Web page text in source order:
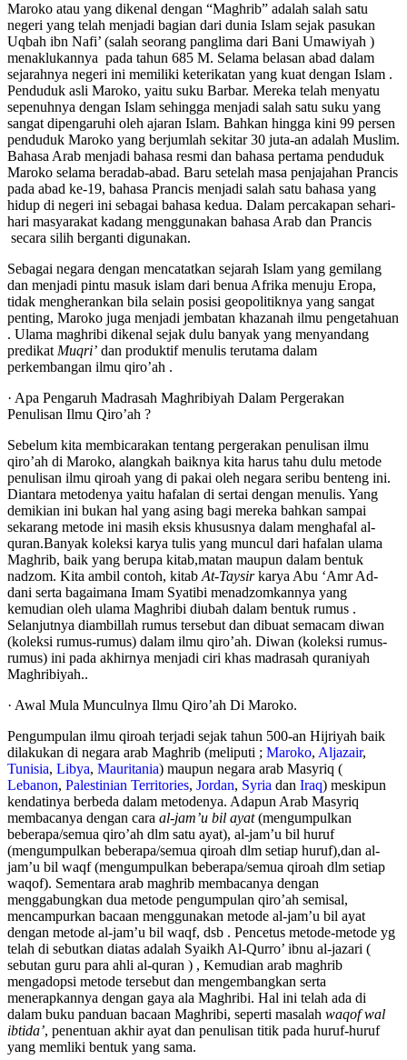
Maroko atau yang dikenal dengan “Maghrib” adalah salah satu
negeri yang telah menjadi bagian dari dunia Islam sejak pasukan
Uqbah ibn Nafi’ (salah seorang panglima dari Bani Umawiyah )
menaklukannya pada tahun 685 M. Selama belasan abad dalam
sejarahnya negeri ini memiliki keterikatan yang kuat dengan Islam .
Penduduk asli Maroko, yaitu suku Barbar. Mereka telah menyatu
sepenuhnya dengan Islam sehingga menjadi salah satu suku yang
sangat dipengaruhi oleh ajaran Islam. Bahkan hingga kini 99 persen
penduduk Maroko yang berjumlah sekitar 30 juta-an adalah Muslim.
Bahasa Arab menjadi bahasa resmi dan bahasa pertama penduduk
Maroko selama beradab-abad. Baru setelah masa penjajahan Prancis
pada abad ke-19, bahasa Prancis menjadi salah satu bahasa yang
hidup di negeri ini sebagai bahasa kedua. Dalam percakapan sehari-
hari masyarakat kadang menggunakan bahasa Arab dan Prancis
secara silih berganti digunakan.
Sebagai negara dengan mencatatkan sejarah Islam yang gemilang
dan menjadi pintu masuk islam dari benua Afrika menuju Eropa,
tidak mengherankan bila selain posisi geopolitiknya yang sangat
penting, Maroko juga menjadi jembatan khazanah ilmu pengetahuan
. Ulama maghribi dikenal sejak dulu banyak yang menyandang
predikat Muqri’ dan produktif menulis terutama dalam
perkembangan ilmu qiro’ah .
· Apa Pengaruh Madrasah Maghribiyah Dalam Pergerakan
Penulisan Ilmu Qiro’ah ?
Sebelum kita membicarakan tentang pergerakan penulisan ilmu
qiro’ah di Maroko, alangkah baiknya kita harus tahu dulu metode
penulisan ilmu qiroah yang di pakai oleh negara seribu benteng ini.
Diantara metodenya yaitu hafalan di sertai dengan menulis. Yang
demikian ini bukan hal yang asing bagi mereka bahkan sampai
sekarang metode ini masih eksis khususnya dalam menghafal al-
quran.Banyak koleksi karya tulis yang muncul dari hafalan ulama
Maghrib, baik yang berupa kitab,matan maupun dalam bentuk
nadzom. Kita ambil contoh, kitab At-Taysirkarya Abu ‘Amr Ad-
dani serta bagaimana Imam Syatibi menadzomkannya yang
kemudian oleh ulama Maghribi diubah dalam bentuk rumus .
Selanjutnya diambillah rumus tersebut dan dibuat semacam diwan
(koleksi rumus-rumus) dalam ilmu qiro’ah. Diwan (koleksi rumus-
rumus) ini pada akhirnya menjadi ciri khas madrasah quraniyah
Maghribiyah..
· Awal Mula Munculnya Ilmu Qiro’ah Di Maroko.
Pengumpulan ilmu qiroah terjadi sejak tahun 500-an Hijriyah baik
dilakukan di negara arab Maghrib (meliputi ; Maroko, Aljazair,
Tunisia, Libya, Mauritania) maupun negara arab Masyriq (
Lebanon, Palestinian Territories, Jordan, Syria dan Iraq) meskipun
kendatinya berbeda dalam metodenya. Adapun Arab Masyriq
membacanya dengan cara al-jam’u bil ayat(mengumpulkan
beberapa/semua qiro’ah dlm satu ayat), al-jam’u bil huruf
(mengumpulkan beberapa/semua qiroah dlm setiap huruf),dan al-
jam’u bil waqf (mengumpulkan beberapa/semua qiroah dlm setiap
waqof). Sementara arab maghrib membacanya dengan
menggabungkan dua metode pengumpulan qiro’ah semisal,
mencampurkan bacaan menggunakan metode al-jam’u bil ayat
dengan metode al-jam’u bil waqf, dsb . Pencetus metode-metode yg
telah di sebutkan diatas adalah Syaikh Al-Qurro’ ibnu al-jazari (
sebutan guru para ahli al-quran ) , Kemudian arab maghrib
mengadopsi metode tersebut dan mengembangkan serta
menerapkannya dengan gaya ala Maghribi. Hal ini telah ada di
dalam buku panduan bacaan Maghribi, seperti masalah waqof wal
ibtida’, penentuan akhir ayat dan penulisan titik pada huruf-huruf
yang memliki bentuk yang sama.